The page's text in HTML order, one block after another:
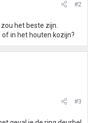
#2
het beste zijn.
in het houten kozijn?
#3